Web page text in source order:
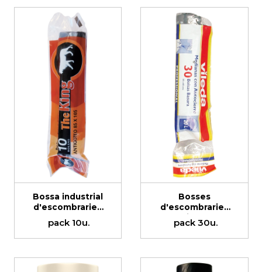
Bossa industrial
d'escombraries
g-130 85x105cm
pack 10u.
Bosses
d'escombraries
Vileda
autotancament
g-70 55x60
pack 30u.